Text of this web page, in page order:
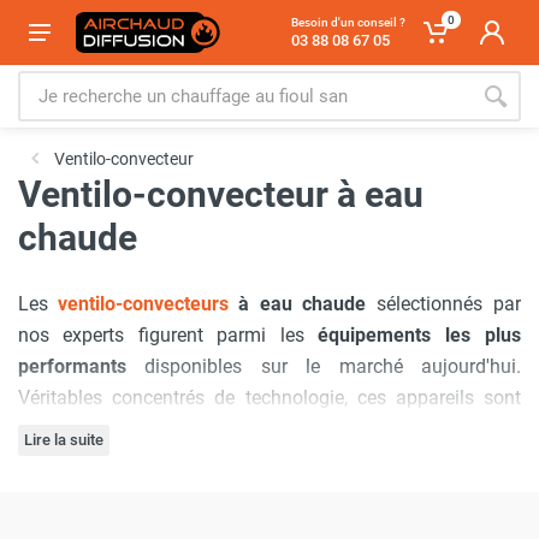
Besoin d'un conseil ?
03 88 08 67 05
0
Ventilo-convecteur
Ventilo-convecteur à eau
chaude
Les ventilo-convecteurs à eau chaude sélectionnés par
nos experts figurent parmi les équipements les plus
performants disponibles sur le marché aujourd'hui.
Véritables concentrés de technologie, ces appareils sont
conçus pour offrir un
Lire la suite